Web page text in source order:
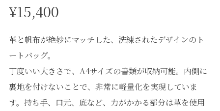
¥15,400
革と帆布が絶妙にマッチした、洗練されたデザインのト
ートバッグ。
丁度いい大きさで、A4サイズの書類が収納可能。内側に
裏地を付けないことで、非常に軽量化を実現していま
す。持ち手、口元、底など、力がかかる部分は革を使用